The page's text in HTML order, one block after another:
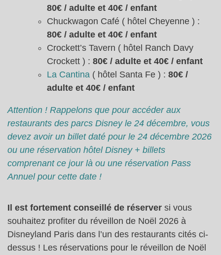
80€ / adulte et 40€ / enfant
Chuckwagon Café ( hôtel Cheyenne ) :
80€ / adulte et 40€ / enfant
Crockett’s Tavern ( hôtel Ranch Davy
Crockett ) : 80€ / adulte et 40€ / enfant
La Cantina ( hôtel Santa Fe ) : 80€ /
adulte et 40€ / enfant
Attention ! Rappelons que pour accéder aux
restaurants des parcs Disney le 24 décembre, vous
devez avoir un billet daté pour le 24 décembre 2026
ou une réservation hôtel Disney + billets
comprenant ce jour là ou une réservation Pass
Annuel pour cette date !
Il est fortement conseillé de réserver si vous
souhaitez profiter du réveillon de Noël 2026 à
Disneyland Paris dans l’un des restaurants cités ci-
dessus ! Les réservations pour le réveillon de Noël